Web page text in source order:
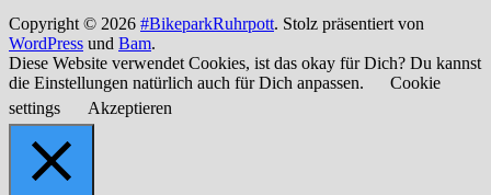
Copyright © 2026 #BikeparkRuhrpott. Stolz präsentiert von
WordPress und Bam.
Diese Website verwendet Cookies, ist das okay für Dich? Du kannst
die Einstellungen natürlich auch für Dich anpassen.
Cookie
settings
Akzeptieren